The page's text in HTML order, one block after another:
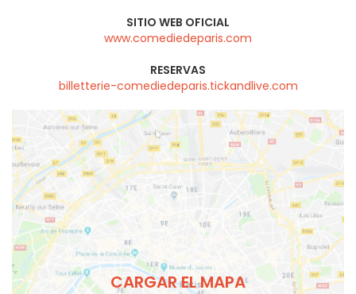
SITIO WEB OFICIAL
www.comediedeparis.com
RESERVAS
billetterie-comediedeparis.tickandlive.com
CARGAR EL MAPA